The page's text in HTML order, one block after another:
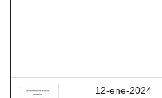
12-ene-2024